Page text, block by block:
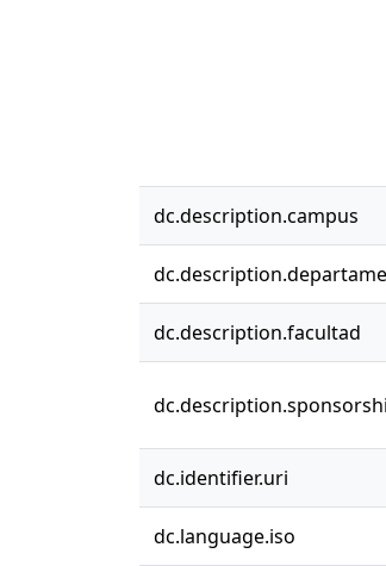
dc.description.campus
dc.description.facultad
dc.identifier.uri
dc.language.iso